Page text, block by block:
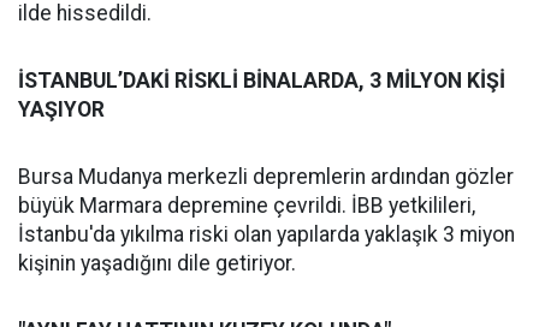
ilde hissedildi.
İSTANBUL’DAKİ RİSKLİ BİNALARDA, 3 MİLYON KİŞİ
YAŞIYOR
Bursa Mudanya merkezli depremlerin ardından gözler
büyük Marmara depremine çevrildi. İBB yetkilileri,
İstanbu'da yıkılma riski olan yapılarda yaklaşık 3 miyon
kişinin yaşadığını dile getiriyor.